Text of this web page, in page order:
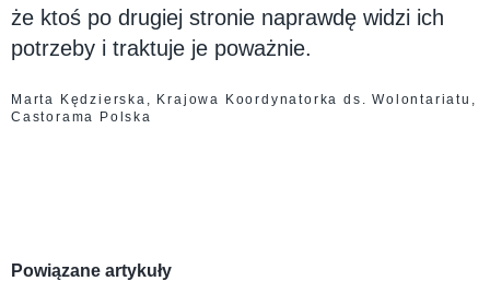
że ktoś po drugiej stronie naprawdę widzi ich
potrzeby i traktuje je poważnie.
Marta Kędzierska, Krajowa Koordynatorka ds. Wolontariatu,
Castorama Polska
Powiązane artykuły